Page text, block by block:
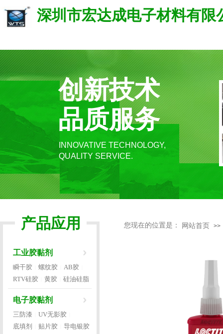
深圳市宏达成电子材料有限
创新技术
品质服务
INNOVATIVE TECHNOLOGY,
QUALITY SERVICE.
产品应用 您现在的位置是： 网站首页 >>
工业胶黏剂
瞬干胶 螺纹胶 AB胶
RTV硅胶 黄胶 硅油硅脂
电子胶黏剂
三防漆 UV无影胶
底填剂 贴片胶 导电银胶